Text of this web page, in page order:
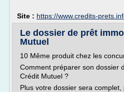
Site : https://www.credits-
Le dossier de prêt
Mutuel
10 Même produit chez les
Comment préparer son dossier
Crédit Mutuel ?
Plus votre dossier sera